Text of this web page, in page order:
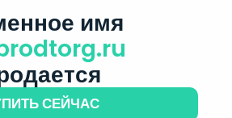
имя
СЕЙЧАС